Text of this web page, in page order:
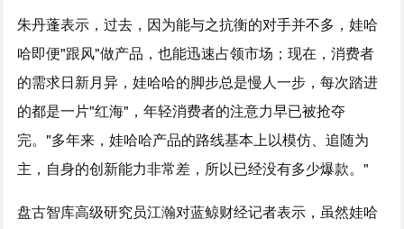
朱丹蓬表示，过去，因为能与之抗衡的对手并不多，娃哈
哈即便"跟风"做产品，也能迅速占领市场；现在，消费者
的需求日新月异，娃哈哈的脚步总是慢人一步，每次踏进
的都是一片"红海"，年轻消费者的注意力早已被抢夺
完。"多年来，娃哈哈产品的路线基本上以模仿、追随为
主，自身的创新能力非常差，所以已经没有多少爆款。"
盘古智库高级研究员江瀚对蓝鲸财经记者表示，虽然娃哈